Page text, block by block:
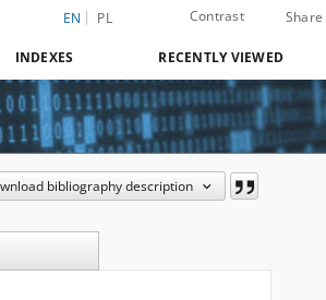
EN PL Contrast Share
INDEXES RECENTLY VIEWED
bibliography description